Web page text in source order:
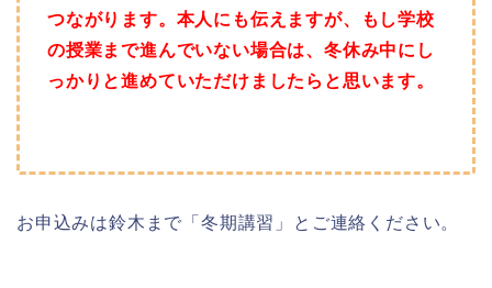
つながります。本人にも伝えますが、もし学校
の授業まで進んでいない場合は、冬休み中にし
っかりと進めていただけましたらと思います。
お申込みは鈴木まで「冬期講習」とご連絡ください。